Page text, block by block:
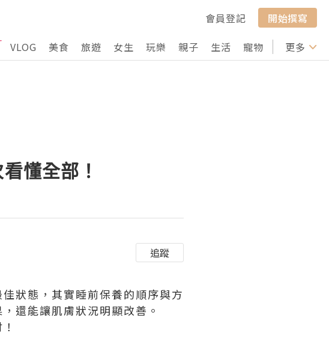
會員登記
開始撰寫
VLOG 美食 旅遊 女生 玩樂 親子 生活 寵物 行山 打卡
更多
懂全部！
追蹤
狀態，其實睡前保養的順序與方
還能讓肌膚狀況明顯改善。